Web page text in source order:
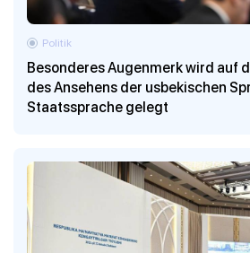
Besonderes Augenmerk wird auf
des Ansehens der usbekischen
Staatssprache gelegt
Politik